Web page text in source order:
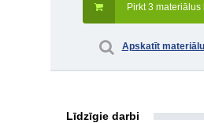
Pirkt 3 materiālus
Apskatīt
Līdzīgie darbi